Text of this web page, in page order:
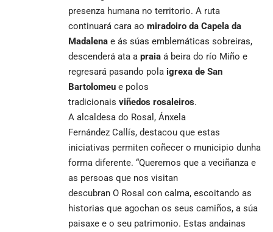
presenza humana no territorio. A ruta
continuará cara ao miradoiro da Capela da
Madalena e ás súas emblemáticas sobreiras,
descenderá ata a praia á beira do río Miño e
regresará pasando pola igrexa de San
Bartolomeu e polos
tradicionais viñedos rosaleiros.
A alcaldesa do Rosal, Ánxela
Fernández Callís, destacou que estas
iniciativas permiten coñecer o municipio dunha
forma diferente. “Queremos que a veciñanza e
as persoas que nos visitan
descubran O Rosal con calma, escoitando as
historias que agochan os seus camiños, a súa
paisaxe e o seu patrimonio. Estas andainas